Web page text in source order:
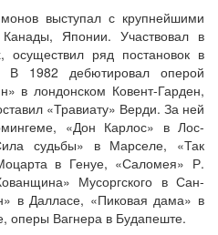
выступал с крупнейшими
Японии. Участвовал в
осуществил ряд постановок в
В 1982 дебютировал оперой
в лондонском Ковент-Гарден,
«Травиату» Верди. За ней
«Дон Карлос» в Лос-
судьбы» в Марселе, «Так
в Генуе, «Саломея» Р.
Мусоргского в Сан-
в Далласе, «Пиковая дама» в
оперы Вагнера в Будапеште.